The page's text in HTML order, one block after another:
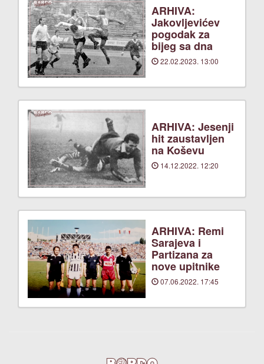
ARHIVA:
Jakovljevićev
pogodak za
bijeg sa dna
22.02.2023. 13:00
ARHIVA: Jesenji
hit zaustavljen
na Koševu
14.12.2022. 12:20
ARHIVA: Remi
Sarajeva i
Partizana za
nove upitnike
07.06.2022. 17:45